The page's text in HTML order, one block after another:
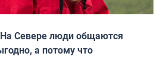
Севере люди общаются
а потому что